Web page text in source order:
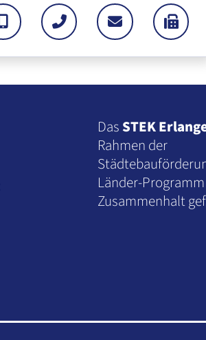
MOBILTELEFON: +4999478567
TEL: +499994702343
E-MAIL:
"Name des Mitarbeiters"
Das STEK
Rahmen der
Länder-
Zusammenhalt